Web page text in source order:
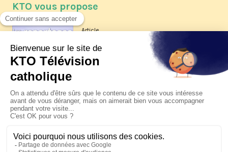
KTO vous propose
Article
Les reportages d'été 2026 de KTO
La visite pastorale du pape Léon
XIV à Assise à suivre sur KTO le
jeudi 6 août
Le pape en Uruguay, Argentine et
Pérou du 6 au 17 novembre 2026